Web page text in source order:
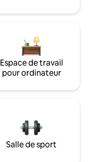
Espace de travail
pour ordinateur
Salle de sport